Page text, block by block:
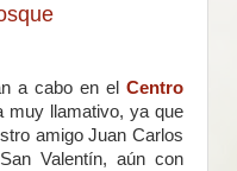
a cabo en el Centro
muy llamativo, ya que
amigo Juan Carlos
Valentín, aún con